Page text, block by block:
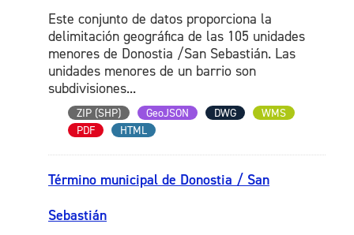
Este conjunto de datos proporciona la
delimitación geográfica de las 105 unidades
menores de Donostia /San Sebastián. Las
unidades menores de un barrio son
subdivisiones...
ZIP (SHP) GeoJSON DWG
WMS
PDF
HTML
Término municipal de Donostia / San
Sebastián